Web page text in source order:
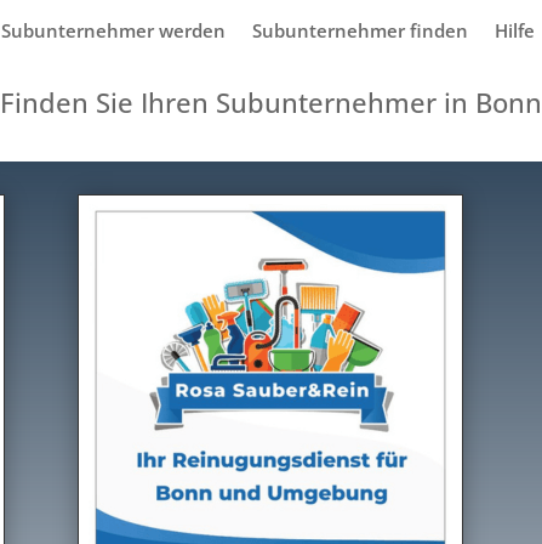
Subunternehmer werden Subunternehmer finden Hilfe
Finden Sie Ihren Subunternehmer in Bonn